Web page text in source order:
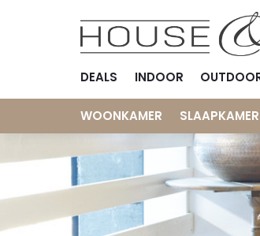
DEALS INDOOR
WOONKAMER SLAAPKAMER